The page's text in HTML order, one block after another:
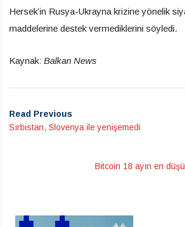
Hersek’in Rusya-Ukrayna krizine yönelik
maddelerine destek vermediklerini söyledi.
Kaynak: Balkan News
Read Previous
Sırbistan, Slovenya ile yenişemedi
Bitcoin 18 ayın en